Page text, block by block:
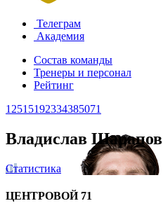
Телеграм
Академия
Состав команды
Тренеры и персонал
Рейтинг
1 2515192334385071
Владислав Шарапов
Статистика
ЦЕНТРОВОЙ 71